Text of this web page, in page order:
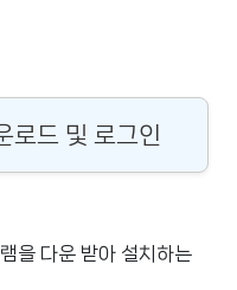
로드 및 로그인
을 다운 받아 설치하는